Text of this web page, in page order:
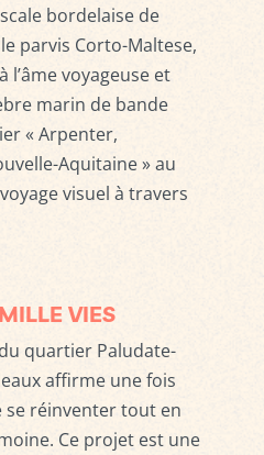
bordelaise de
parvis Corto-Maltese,
voyageuse et
marin de bande
« Arpenter,
Aquitaine » au
visuel à travers
VIES
quartier Paludate-
affirme une fois
se réinventer tout en
Ce projet est une